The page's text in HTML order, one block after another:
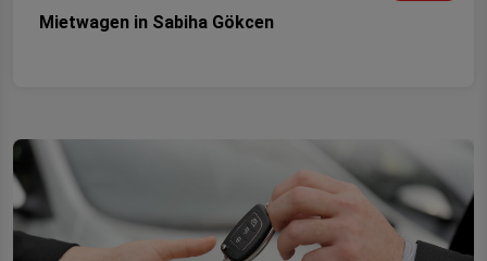
Mietwagen in Sabiha Gökcen